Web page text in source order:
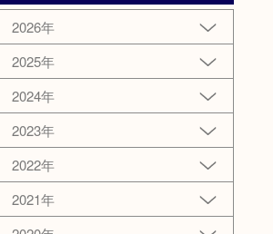
2026年
2025年
2024年
2023年
2022年
2021年